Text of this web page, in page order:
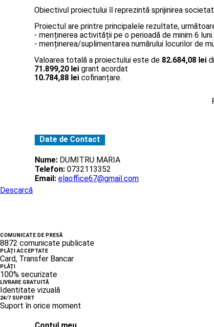
Obiectivul proiectului îl reprezintă sprijinirea
Proiectul are printre principalele rezultate,
- menținerea activității pe o perioadă de minim 6 luni.
- menținerea/suplimentarea numărului locurilor de
Valoarea totală a proiectului este de 82.684,08 lei
71.899,20 lei grant acordat
10.784,88 lei cofinanțare.
Date de Contact
Nume: DUMITRU MARIA
Telefon: 0732113352
Email: elaoffice67@gmail.com
Descarcă
COMUNICATE DE PRESĂ
8872 comunicate publicate
PLĂȚI ACCEPTATE
Card, Transfer Bancar
PLĂȚI
100% securizate
LIVRARE GRATUITĂ
Identitate vizuală
24/7 SUPORT
Suport în orice moment